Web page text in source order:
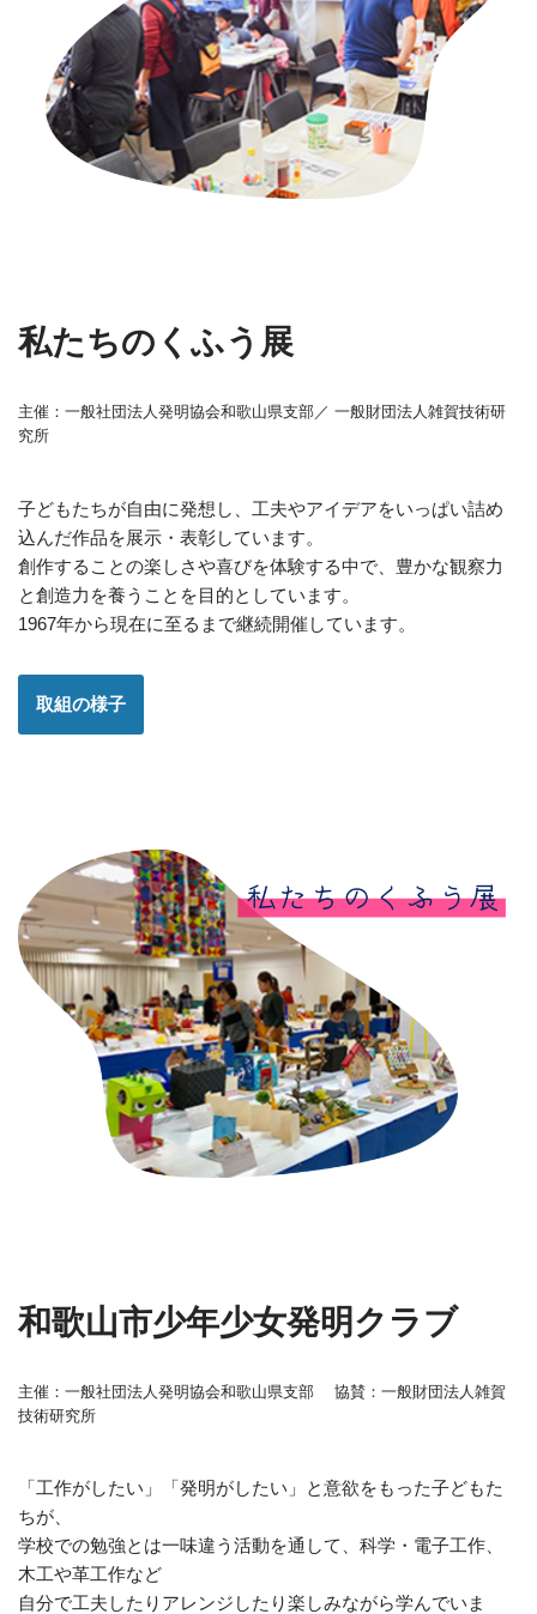
私たちのくふう展
主催：一般社団法人発明協会和歌山県支部／ 一般財団法人雑賀技術研
究所
子どもたちが自由に発想し、工夫やアイデアをいっぱい詰め
込んだ作品を展示・表彰しています。
創作することの楽しさや喜びを体験する中で、豊かな観察力
と創造力を養うことを目的としています。
1967年から現在に至るまで継続開催しています。
取組の様子
和歌山市少年少女発明クラブ
主催：一般社団法人発明協会和歌山県支部 協賛：一般財団法人雑賀
技術研究所
「工作がしたい」「発明がしたい」と意欲をもった子どもた
ちが、
学校での勉強とは一味違う活動を通して、科学・電子工作、
木工や革工作など
自分で工夫したりアレンジしたり楽しみながら学んでいま